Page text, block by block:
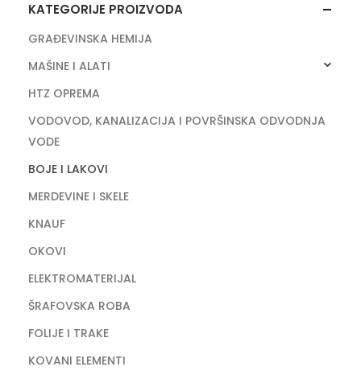
KATEGORIJE PROIZVODA
GRAĐEVINSKA HEMIJA
MAŠINE I ALATI
HTZ OPREMA
VODOVOD, KANALIZACIJA I POVRŠINSKA ODVODNJA
VODE
BOJE I LAKOVI
MERDEVINE I SKELE
KNAUF
OKOVI
ELEKTROMATERIJAL
ŠRAFOVSKA ROBA
FOLIJE I TRAKE
KOVANI ELEMENTI